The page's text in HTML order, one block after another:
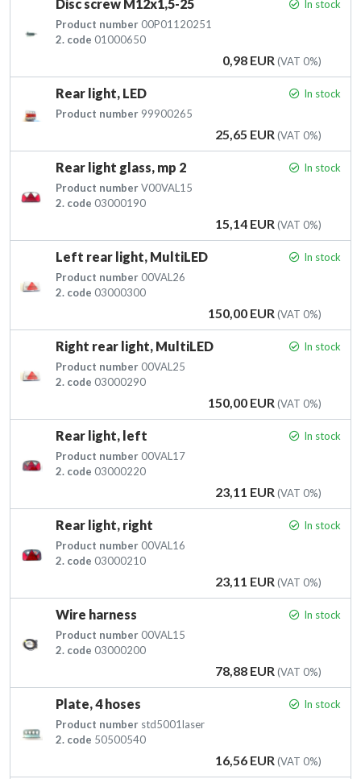
Disc screw M12x1,5-25
In stock
Product number00P01120251
2. code 01000650
Price
0,98 EUR(VAT 0%)
Rear light, LED
In stock
Product number 99900265
Price
25,65 EUR(VAT 0%)
Rear light glass, mp 2
In stock
Product numberV00VAL15
2. code 03000190
Price
15,14 EUR(VAT 0%)
Left rear light, MultiLED
In stock
Product number00VAL26
2. code 03000300
Price
150,00 EUR(VAT 0%)
Right rear light, MultiLED
In stock
Product number00VAL25
2. code 03000290
Price
150,00 EUR(VAT 0%)
Rear light, left
In stock
Product number00VAL17
2. code 03000220
Price
23,11 EUR(VAT 0%)
Rear light, right
In stock
Product number00VAL16
2. code 03000210
Price
23,11 EUR(VAT 0%)
Wire harness
In stock
Product number00VAL15
2. code 03000200
Price
78,88 EUR(VAT 0%)
Plate, 4 hoses
In stock
Product number std5001laser
2. code 50500540
Price
16,56 EUR(VAT 0%)